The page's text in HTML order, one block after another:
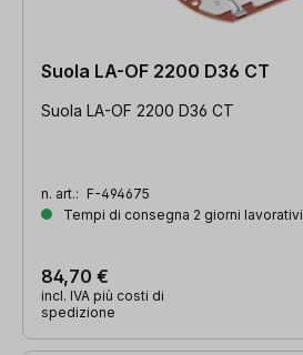
Suola LA-OF 2200 D36 CT
Suola LA-OF 2200 D36 CT
n. art.: F-494675
Tempi di consegna 2 giorni lavorativi
84,70 €
incl. IVA più costi di
spedizione